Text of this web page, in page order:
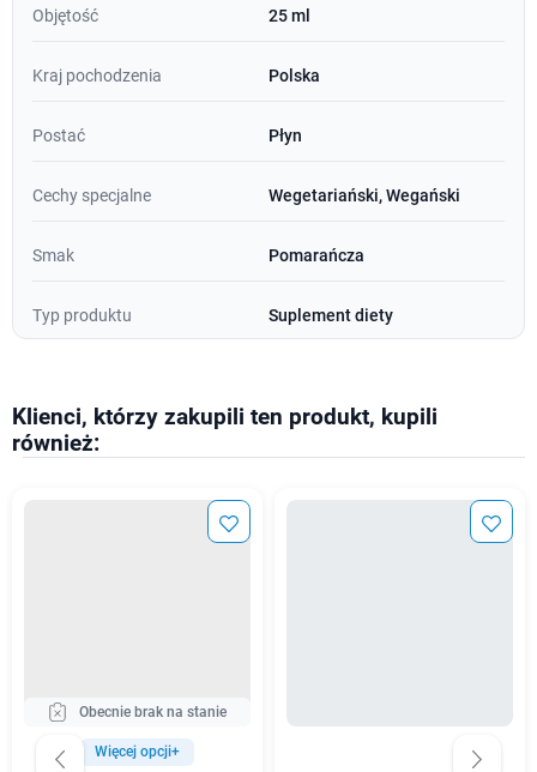
Objętość 25 ml
Kraj pochodzenia Polska
Postać Płyn
Cechy specjalne Wegetariański, Wegański
Smak Pomarańcza
Typ produktu Suplement diety
Klienci, którzy zakupili ten produkt, kupili
również:
Obecnie brak na stanie
Więcej opcji+